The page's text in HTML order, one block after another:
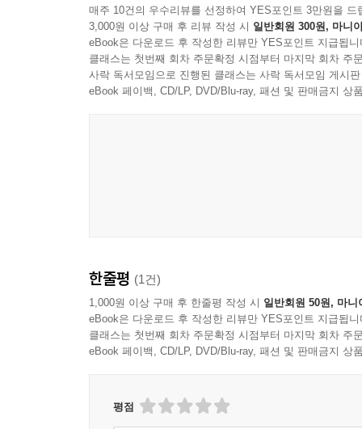
매주 10건의 우수리뷰를 선정하여 YES포인트 3만원을 드
3,000원 이상 구매 후 리뷰 작성 시 일반회원 300원, 마니
eBook은 다운로드 후 작성한 리뷰만 YES포인트 지급됩니
클래스는 첫번째 회차 주문확정 시점부터 마지막 회차 주
사락 독서모임으로 진행된 클래스는 사락 독서모임 게시
eBook 페이백, CD/LP, DVD/Blu-ray, 패션 및 판매금지 상
한줄평 (1건)
1,000원 이상 구매 후 한줄평 작성 시 일반회원 50원, 마니
eBook은 다운로드 후 작성한 리뷰만 YES포인트 지급됩니
클래스는 첫번째 회차 주문확정 시점부터 마지막 회차 주
eBook 페이백, CD/LP, DVD/Blu-ray, 패션 및 판매금지 상
평점